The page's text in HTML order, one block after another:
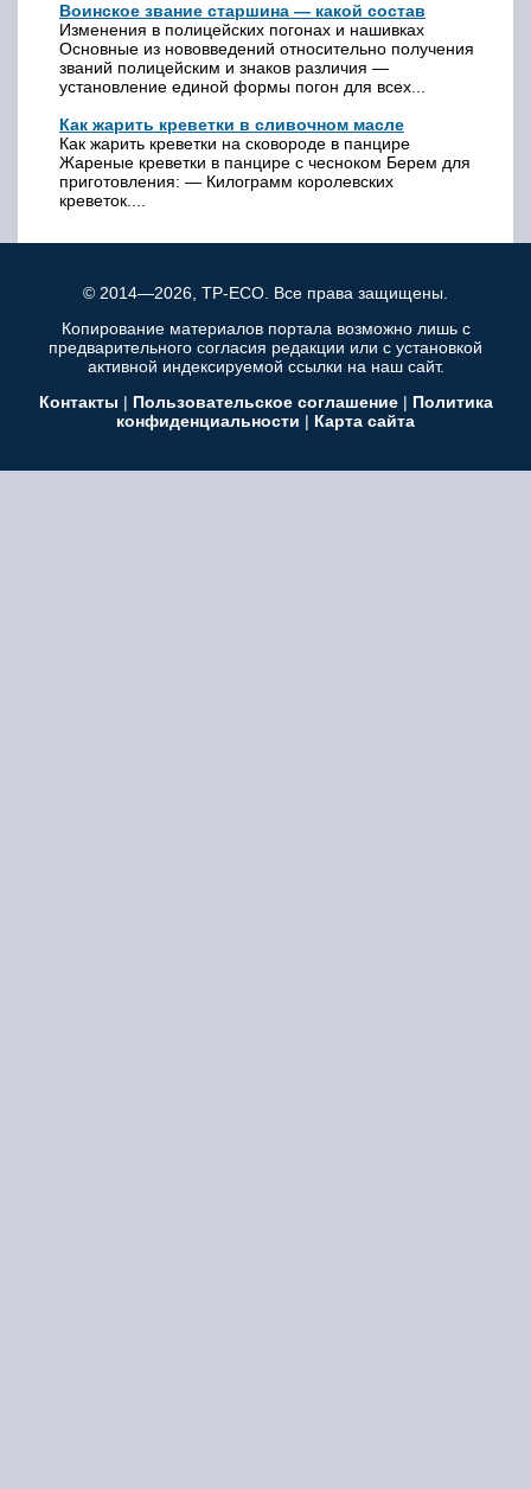
Воинское звание старшина — какой состав
Изменения в полицейских погонах и нашивках
Основные из нововведений относительно получения
званий полицейским и знаков различия —
установление единой формы погон для всех...
Как жарить креветки в сливочном масле
Как жарить креветки на сковороде в панцире
Жареные креветки в панцире с чесноком Берем для
приготовления: — Килограмм королевских
креветок....
© 2014—2026, TP-ECO. Все права защищены.
Копирование материалов портала возможно лишь с
предварительного согласия редакции или с установкой
активной индексируемой ссылки на наш сайт.
Контакты | Пользовательское соглашение| Политика
конфиденциальности | Карта сайта